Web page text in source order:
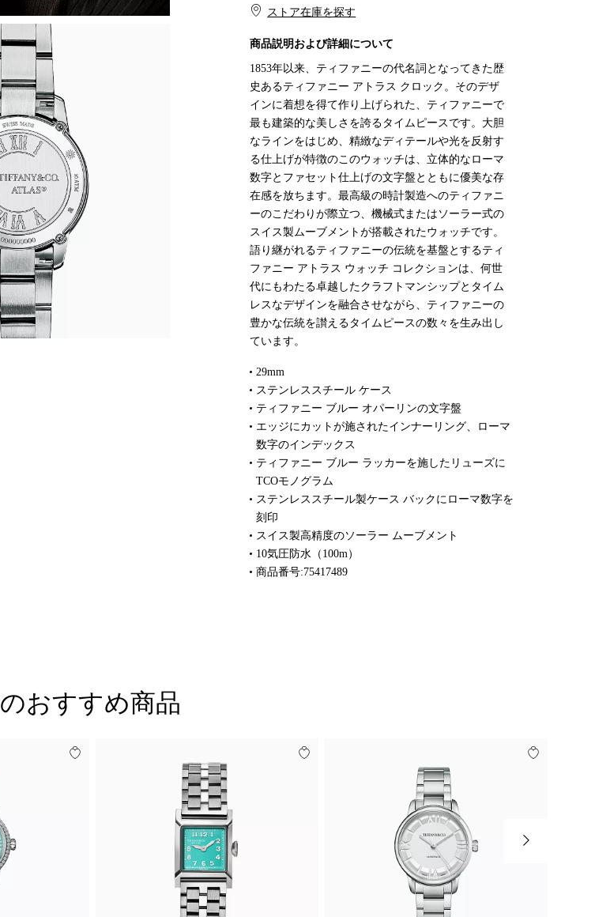
ストア在庫を探す​​
商品説明および詳細について
1853年以来、ティファニーの代名詞となってきた歴
史あるティファニー アトラス クロック。そのデザ
インに着想を得て作り上げられた、ティファニーで
最も建築的な美しさを誇るタイムピースです。大胆
なラインをはじめ、精緻なディテールや光を反射す
る仕上げが特徴のこのウォッチは、立体的なローマ
数字とファセット仕上げの文字盤とともに優美な存
在感を放ちます。最高級の時計製造へのティファニ
ーのこだわりが際立つ、機械式またはソーラー式の
スイス製ムーブメントが搭載されたウォッチです。
語り継がれるティファニーの伝統を基盤とするティ
ファニー アトラス ウォッチ コレクションは、何世
代にもわたる卓越したクラフトマンシップとタイム
レスなデザインを融合させながら、ティファニーの
豊かな伝統を讃えるタイムピースの数々を生み出し
ています。
29mm
ステンレススチール ケース
ティファニー ブルー オパーリンの文字盤
エッジにカットが施されたインナーリング、ローマ
数字のインデックス
ティファニー ブルー ラッカーを施したリューズに
TCOモノグラム
ステンレススチール製ケース バックにローマ数字を
刻印
スイス製高精度のソーラー ムーブメント
10気圧防水（100m）
商品番号:75417489
おすすめ商品